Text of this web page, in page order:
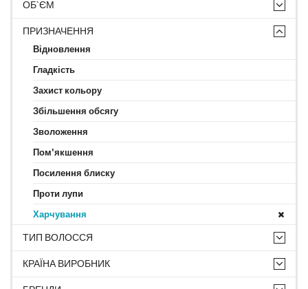
ОБ`ЄМ
ПРИЗНАЧЕННЯ
Відновлення
Гладкість
Захист кольору
Збільшення обсягу
Зволоження
Пом'якшення
Посилення блиску
Проти лупи
Харчування
ТИП ВОЛОССЯ
КРАЇНА ВИРОБНИК